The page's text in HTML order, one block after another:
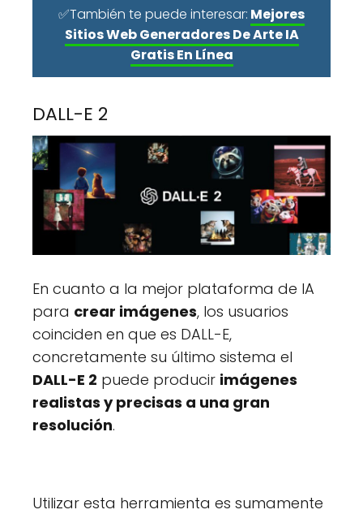
✅También te puede interesar: Mejores
Sitios Web Generadores De Arte IA
Gratis En Línea
DALL-E 2
En cuanto a la mejor plataforma de IA
para crear imágenes, los usuarios
coinciden en que es DALL-E,
concretamente su último sistema el
DALL-E 2 puede producir imágenes
realistas y precisas a una gran
resolución.
Utilizar esta herramienta es sumamente